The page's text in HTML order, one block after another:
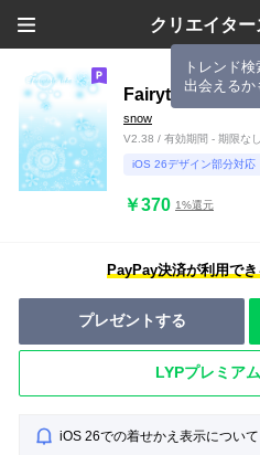
クリエイター
トレンド
出会えるか
Fairytale like
snow
V2.38 / 有効期間 - 期限なし
iOS 26デザイン部分対応
￥370 1%還元
PayPay決済が利用で
プレゼントする
LYPプレミア
iOS 26での着せかえ表示について